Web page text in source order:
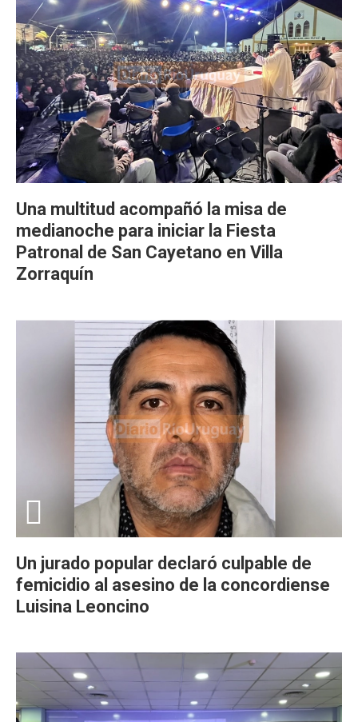
Una multitud acompañó la misa de
medianoche para iniciar la Fiesta
Patronal de San Cayetano en Villa
Zorraquín
Un jurado popular declaró culpable de
femicidio al asesino de la concordiense
Luisina Leoncino